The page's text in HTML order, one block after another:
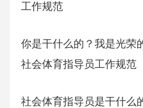
工作规范
你是干什么的？我是光荣
社会体育指导员工作规范
社会体育指导员是干什么